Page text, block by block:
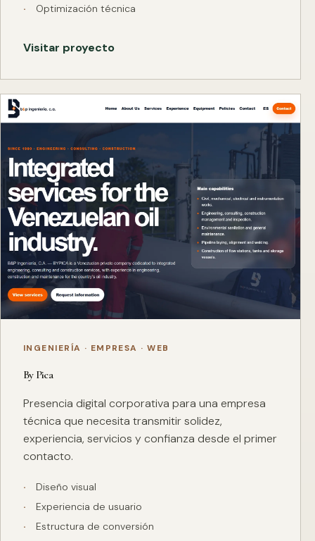
Optimización técnica
Visitar proyecto
INGENIERÍA · EMPRESA · WEB
By Pica
Presencia digital corporativa para una empresa
técnica que necesita transmitir solidez,
experiencia, servicios y confianza desde el primer
contacto.
Diseño visual
Experiencia de usuario
Estructura de conversión